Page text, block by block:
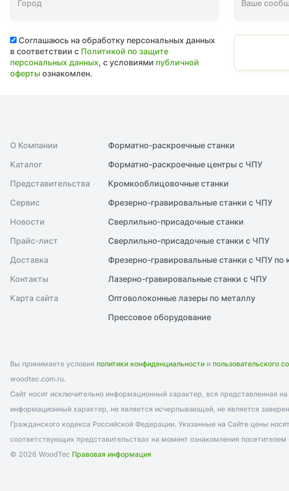
Соглашаюсь на обработку персональных данных
в соответствии с Политикой по защите
персональных данных, с условиями публичной
офертыознакомлен.
О Компании
Каталог
Представительства
Сервис
Новости
Прайс-лист
Доставка
Контакты
Карта сайта
Форматно-раскроечные станки
Форматно-раскроечные центры с ЧПУ
Кромкооблицовочные cтанки
Фрезерно-гравировальные станки с ЧПУ
Сверлильно-присадочные станки
Сверлильно-присадочные станки с ЧПУ
Фрезерно-гравировальные станки с ЧПУ по
Лазерно-гравировальные станки с ЧПУ
Оптоволоконные лазеры по металлу
Прессовое оборудование
Вы принимаете условия политики конфиденциальности и пользовательского
woodtec.com.ru.
Сайт носит исключительно информационный характер, вся представленная
информационный характер, не является исчерпывающей, не является
Гражданского кодекса Российской Федерации. Указанные на Сайте цены
соответствующих представительствах на момент ознакомления
© 2026 WoodTec Правовая информация